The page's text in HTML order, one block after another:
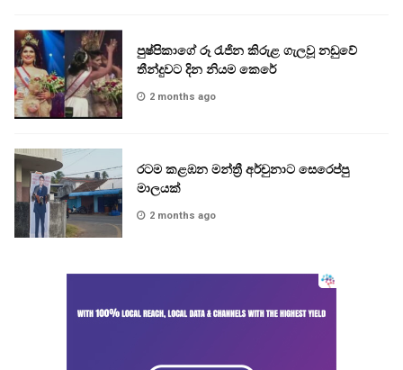
පුෂ්පිකාගේ රූ රැජින කිරුළ ගැලවූ නඩුවේ
තීන්දුවට දින නියම කෙරේ
2 months ago
රටම කළඹන මන්ත්‍රී අර්චුනාට සෙරෙප්පු
මාලයක්
2 months ago